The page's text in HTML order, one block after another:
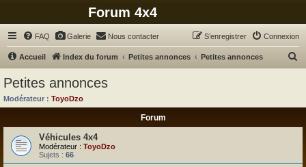
Forum 4x4
FAQ Galerie Nous contacter Connexion
S’enregistrer
Accueil Index du forum Petites annonces Petites annonces
Petites annonces
Modérateur : ToyoDzo
Forum
Véhicules 4x4
Modérateur : ToyoDzo
Sujets : 66